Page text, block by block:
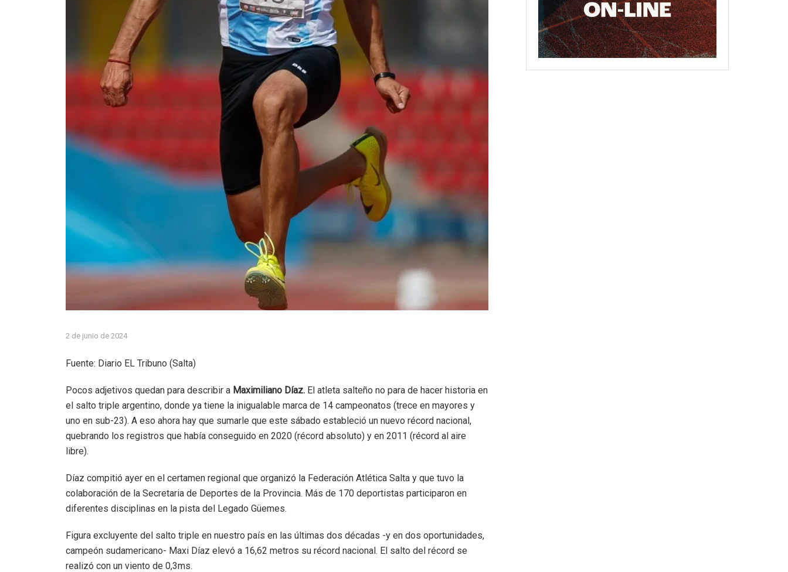
2 de junio de 2024
Fuente: Diario EL Tribuno (Salta)
Pocos adjetivos quedan para describir a Maximiliano Díaz. El atleta salteño no para de hacer historia en
el salto triple argentino, donde ya tiene la inigualable marca de 14 campeonatos (trece en mayores y
uno en sub-23). A eso ahora hay que sumarle que este sábado estableció un nuevo récord nacional,
quebrando los registros que había conseguido en 2020 (récord absoluto) y en 2011 (récord al aire
libre).
Díaz compitió ayer en el certamen regional que organizó la Federación Atlética Salta y que tuvo la
colaboración de la Secretaria de Deportes de la Provincia. Más de 170 deportistas participaron en
diferentes disciplinas en la pista del Legado Güemes.
Figura excluyente del salto triple en nuestro país en las últimas dos décadas -y en dos oportunidades,
campeón sudamericano- Maxi Díaz elevó a 16,62 metros su récord nacional. El salto del récord se
realizó con un viento de 0,3ms.